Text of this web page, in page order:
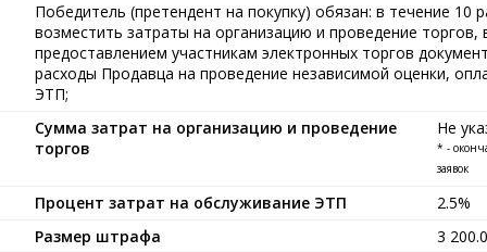
Победитель (претендент на покупку) обязан: в течение 10
возместить затраты на организацию и проведение
предоставлением участникам электронных торгов
расходы Продавца на проведение независимой оценки,
ЭТП;
Сумма затрат на организацию и проведение
торгов
Не
* -
заявок
Процент затрат на обслуживание ЭТП
2.5%
Размер штрафа
3